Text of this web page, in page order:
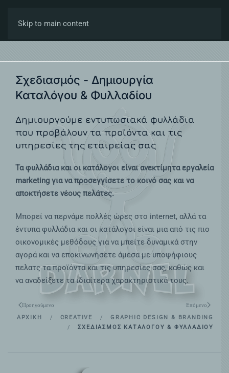
Skip to main content
Σχεδιασμός - Δημιουργία
Καταλόγου & Φυλλαδίου
Δημιουργούμε εντυπωσιακά φυλλάδια
που προβάλουν τα προϊόντα και τις
υπηρεσίες της εταιρείας σας
Τα φυλλάδια και οι κατάλογοι είναι ανεκτίμητα εργαλεία
marketing για να προσεγγίσετε το κοινό σας και να
αποκτήσετε νέους πελάτες.
Μπορεί να περνάμε πολλές ώρες στο internet, αλλά τα
έντυπα φυλλάδια και οι κατάλογοι είναι μια από τις πιο
οικονομικές μεθόδους για να μπείτε δυναμικά στην
αγορά και να εποκινωνήσετε άμεσα με υποψήφιους
πελατς τα προϊόντα και τις υπηρεσίες σας, καθώς και
να αναδείξετε τα ιδιαίτερα χαρακτηριστικά τους.
Προηγούμενο Επόμενο
ΑΡΧΙΚΉ CREATIVE
GRAPHIC DESIGN & BRANDING
ΣΧΕΔΙΑΣΜΌΣ ΚΑΤΑΛΌΓΟΥ & ΦΥΛΛΑΔΊΟΥ